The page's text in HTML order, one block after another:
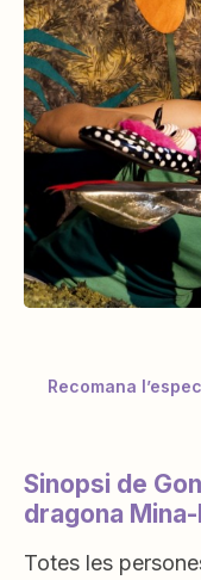
Recomana
Sinopsi de
dragona Mina-
Totes les